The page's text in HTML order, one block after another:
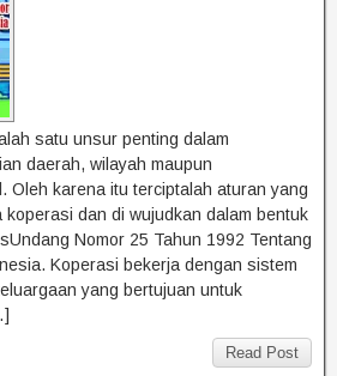
satu unsur penting dalam
daerah, wilayah maupun
Oleh karena itu terciptalah aturan yang
dan di wujudkan dalam bentuk
Nomor 25 Tahun 1992 Tentang
Koperasi bekerja dengan sistem
yang bertujuan untuk
Read Post